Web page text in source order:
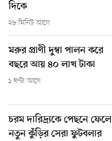
দিকে
২৮ মিনিট আগে
মরুর প্রাণী দুম্বা পালন করে
বছরে আয় ৪০ লাখ টাকা
১ ঘণ্টা আগে
চরম দারিদ্র্যকে পেছনে ফেলে
নতুন কুঁড়ির সেরা ফুটবলার